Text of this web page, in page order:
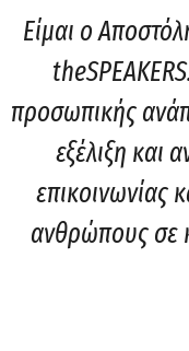
Είμαι ο
προσωπικής
εξέλιξη και
επικοινωνίας
ανθρώπους σε